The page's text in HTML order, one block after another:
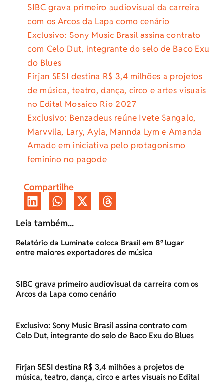
SIBC grava primeiro audiovisual da carreira
com os Arcos da Lapa como cenário
Exclusivo: Sony Music Brasil assina contrato
com Celo Dut, integrante do selo de Baco Exu
do Blues
Firjan SESI destina R$ 3,4 milhões a projetos
de música, teatro, dança, circo e artes visuais
no Edital Mosaico Rio 2027
Exclusivo: Benzadeus reúne Ivete Sangalo,
Marvvila, Lary, Ayla, Mannda Lym e Amanda
Amado em iniciativa pelo protagonismo
feminino no pagode
Compartilhe
Leia também...
Relatório da Luminate coloca Brasil em 8º lugar
entre maiores exportadores de música
SIBC grava primeiro audiovisual da carreira com os
Arcos da Lapa como cenário
Exclusivo: Sony Music Brasil assina contrato com
Celo Dut, integrante do selo de Baco Exu do Blues
Firjan SESI destina R$ 3,4 milhões a projetos de
música, teatro, dança, circo e artes visuais no Edital